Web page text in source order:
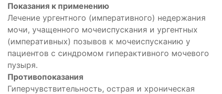
Показания к применению
Лечение ургентного (императивного) недержания
мочи, учащенного мочеиспускания и ургентных
(императивных) позывов к мочеиспусканию у
пациентов с синдромом гиперактивного мочевого
пузыря.
Противопоказания
Гиперчувствительность, острая и хроническая